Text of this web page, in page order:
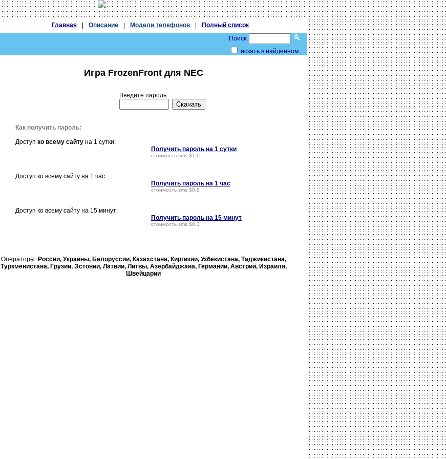
Главная Описание Модели телефонов
Полный список
Поиск:
искать в найденном
Игра FrozenFront для NEC
Введите пароль:
Как получить пароль:
Доступ ко всему сайту на 1 сутки:
Получить пароль на 1 сутки
стоимость sms $1,0
Доступ ко всему сайту на 1 час:
Получить пароль на 1 час
стоимость sms $0,5
Доступ ко всему сайту на 15 минут:
Получить пароль на 15 минут
стоимость sms $0,3
Операторы
России, Украины, Белорусcии, Казахстана, Киргизии, Узбекистана, Таджикистана,
Туркменистана, Грузии, Эстонии, Латвии, Литвы, Азербайджана, Германии, Австрии, Израиля,
Швейцарии